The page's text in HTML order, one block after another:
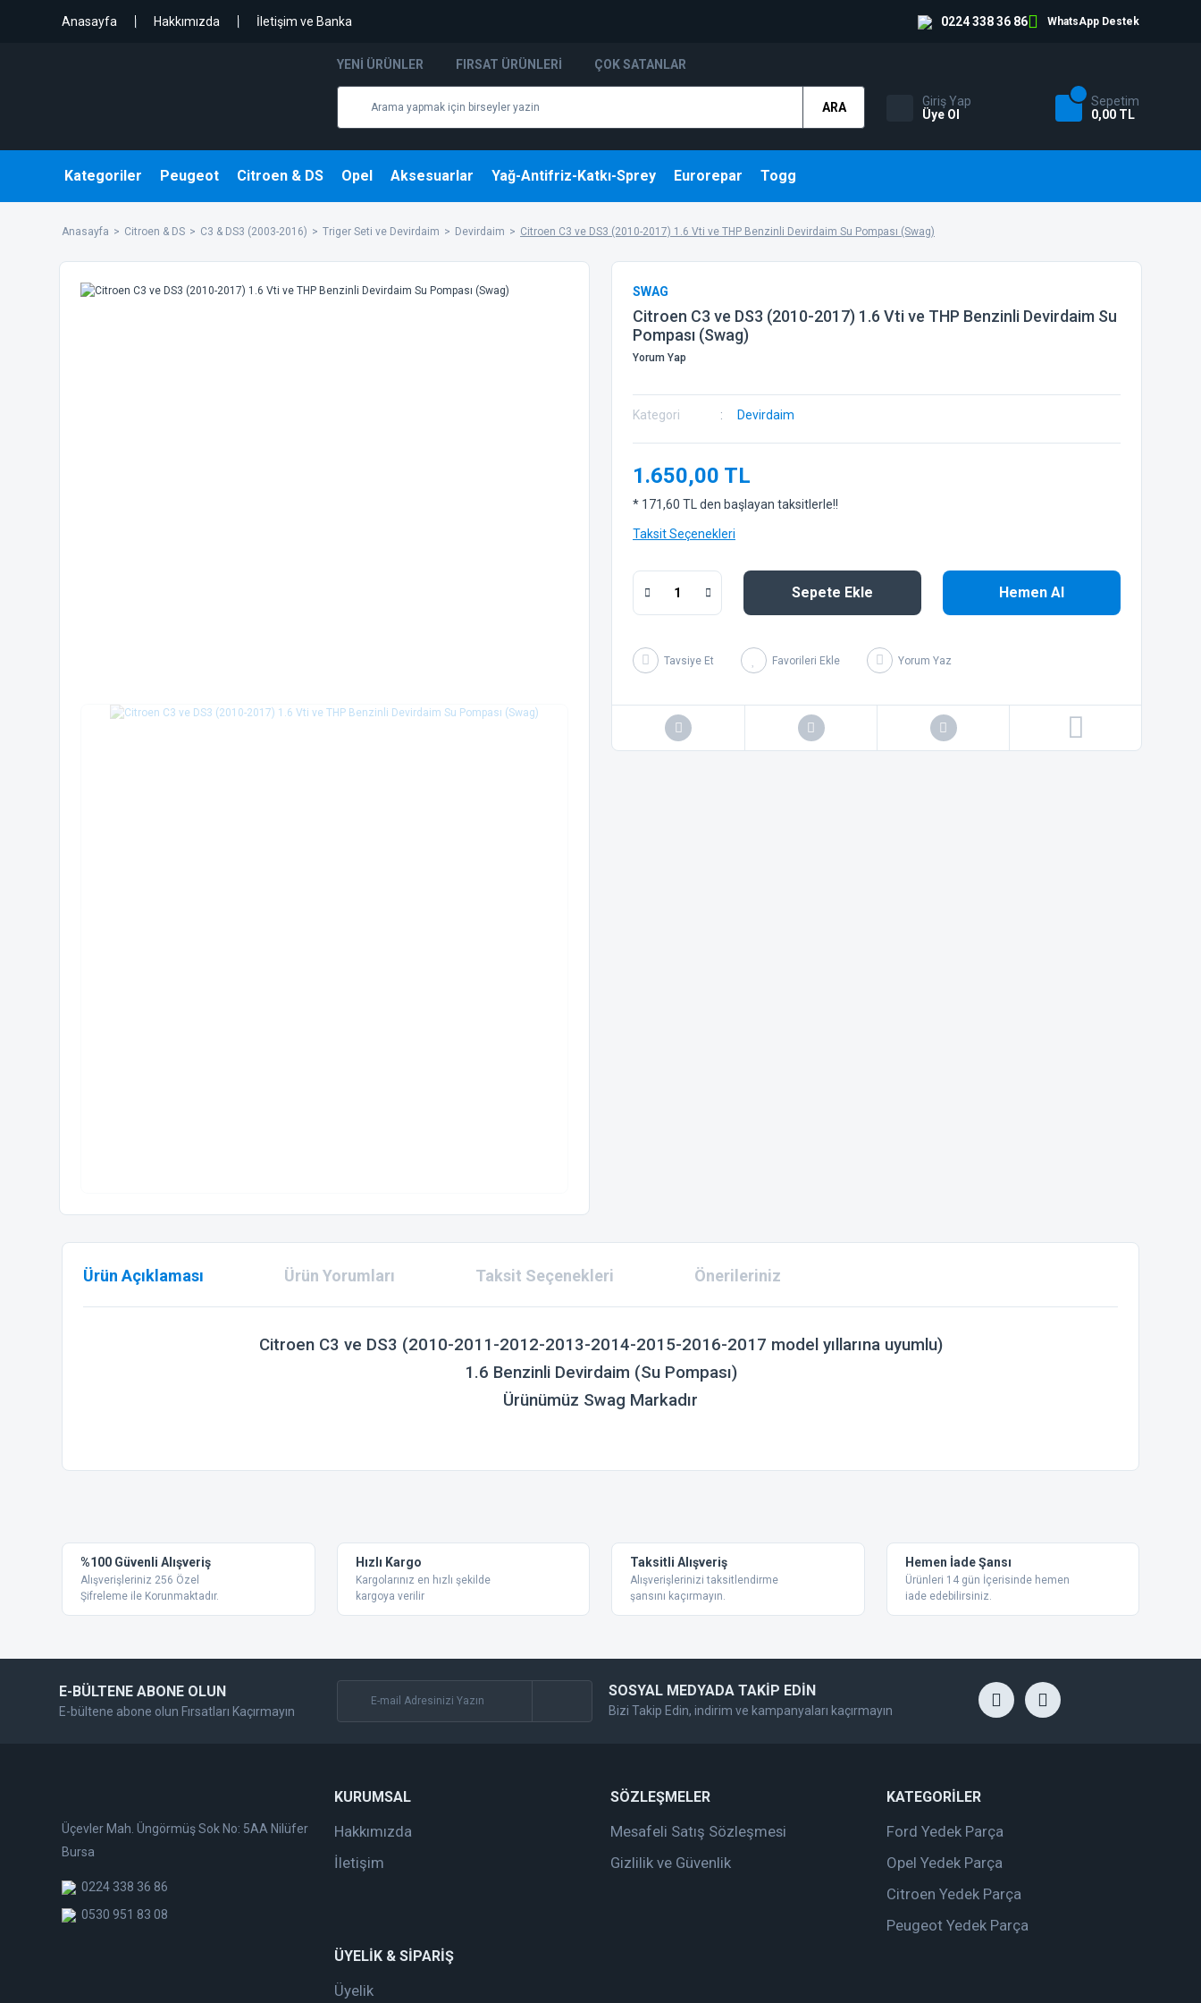
Anasayfa Hakkımızda İletişim ve Banka 0224 338 36 86 WhatsApp Destek
YENI ÜRÜNLER FIRSAT ÜRÜNLERI ÇOK SATANLAR
ARA
Giriş Yap
Üye Ol
Sepetim
0,00 TL
Kategoriler Peugeot Citroen & DS Opel Aksesuarlar Yağ-Antifriz-Katkı-Sprey Eurorepar Togg
Anasayfa Citroen & DS C3 & DS3 (2003-2016) Triger Seti ve Devirdaim Devirdaim Citroen C3 ve DS3 (2010-2017) 1.6 Vti ve THP Benzinli Devirdaim Su Pompası (Swag)
SWAG
Citroen C3 ve DS3 (2010-2017) 1.6 Vti ve THP Benzinli Devirdaim Su
Pompası (Swag)
Yorum Yap
Kategori Devirdaim
1.650,00 TL
* 171,60 TL den başlayan taksitlerle!!
Taksit Seçenekleri
Sepete Ekle Hemen Al
Tavsiye Et Yorum Yaz
Ürün Açıklaması Ürün Yorumları Taksit Seçenekleri Önerileriniz
Citroen C3 ve DS3 (2010-2011-2012-2013-2014-2015-2016-2017 model yıllarına uyumlu)
1.6 Benzinli Devirdaim (Su Pompası)
Ürünümüz Swag Markadır
Ürün resmi kalitesiz, bozuk veya görüntülenemiyor.
Ürün açıklamasında eksik bilgiler bulunuyor.
Ürün bilgilerinde hatalar bulunuyor.
Ürün fiyatı diğer sitelerden daha pahalı.
%100 Güvenli Alışveriş
Alışverişleriniz 256 Özel
Şifreleme ile Korunmaktadır.
Hızlı Kargo
Kargolarınız en hızlı şekilde
kargoya verilir
Taksitli Alışveriş
Alışverişlerinizi taksitlendirme
şansını kaçırmayın.
Hemen İade Şansı
Ürünleri 14 gün İçerisinde hemen
iade edebilirsiniz.
E-BÜLTENE ABONE OLUN
E-bültene abone olun Fırsatları Kaçırmayın
SOSYAL MEDYADA TAKİP EDİN
Bizi Takip Edin, indirim ve kampanyaları kaçırmayın
Üçevler Mah. Üngörmüş Sok No: 5AA Nilüfer
Bursa
0224 338 36 86
0530 951 83 08
KURUMSAL
Hakkımızda
İletişim
SÖZLEŞMELER
Mesafeli Satış Sözleşmesi
Gizlilik ve Güvenlik
KATEGORİLER
Ford Yedek Parça
Opel Yedek Parça
Citroen Yedek Parça
Peugeot Yedek Parça
ÜYELİK & SİPARİŞ
Üyelik